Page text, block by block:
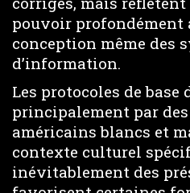
pouvoir profondément
conception même des
d’information.
Les protocoles de base
principalement par
américains blancs et
contexte culturel
inévitablement des